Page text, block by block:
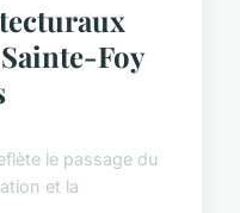
Foy
le passage du
et la